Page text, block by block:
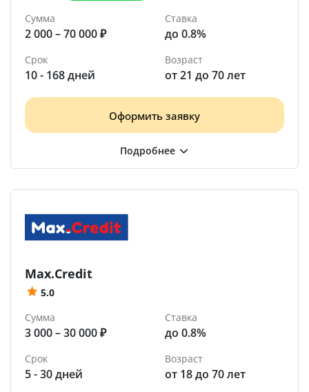
Сумма
2 000 – 70 000 ₽
Ставка
до 0.8%
Срок
10 - 168 дней
Возраст
от 21 до 70 лет
Оформить заявку
Max.Credit
5.0
Сумма
3 000 – 30 000 ₽
Ставка
до 0.8%
Срок
5 - 30 дней
Возраст
от 18 до 70 лет